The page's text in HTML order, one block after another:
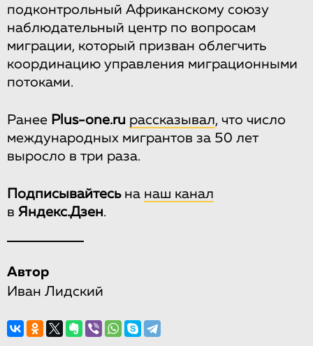
подконтрольный Африканскому союзу
наблюдательный центр по вопросам
миграции, который призван облегчить
координацию управления миграционными
потоками.
Ранее Plus-one.ru рассказывал, что число
международных мигрантов за 50 лет
выросло в три раза.
Подписывайтесьна наш канал
в Яндекс.Дзен.
Автор
Иван Лидский